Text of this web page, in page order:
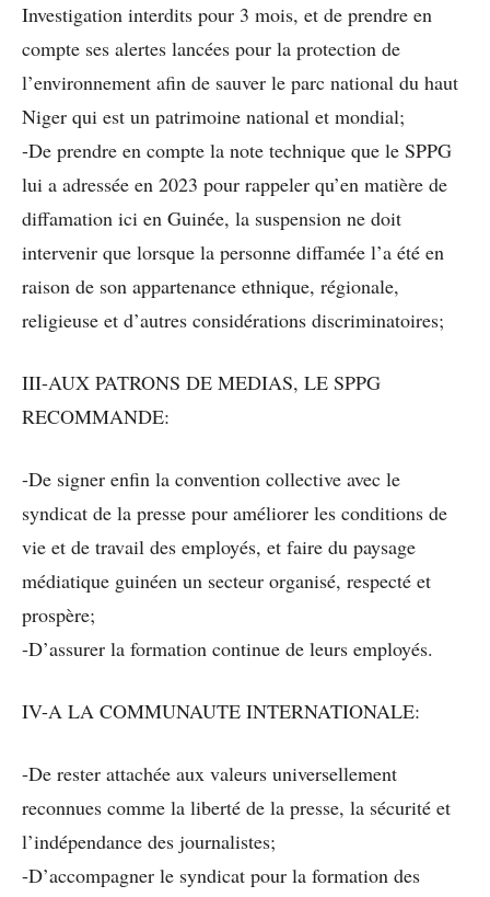
Investigation interdits pour 3 mois, et de prendre en
compte ses alertes lancées pour la protection de
l’environnement afin de sauver le parc national du haut
Niger qui est un patrimoine national et mondial;
-De prendre en compte la note technique que le SPPG
lui a adressée en 2023 pour rappeler qu’en matière de
diffamation ici en Guinée, la suspension ne doit
intervenir que lorsque la personne diffamée l’a été en
raison de son appartenance ethnique, régionale,
religieuse et d’autres considérations discriminatoires;
III-AUX PATRONS DE MEDIAS, LE SPPG
RECOMMANDE:
-De signer enfin la convention collective avec le
syndicat de la presse pour améliorer les conditions de
vie et de travail des employés, et faire du paysage
médiatique guinéen un secteur organisé, respecté et
prospère;
-D’assurer la formation continue de leurs employés.
IV-A LA COMMUNAUTE INTERNATIONALE:
-De rester attachée aux valeurs universellement
reconnues comme la liberté de la presse, la sécurité et
l’indépendance des journalistes;
-D’accompagner le syndicat pour la formation des